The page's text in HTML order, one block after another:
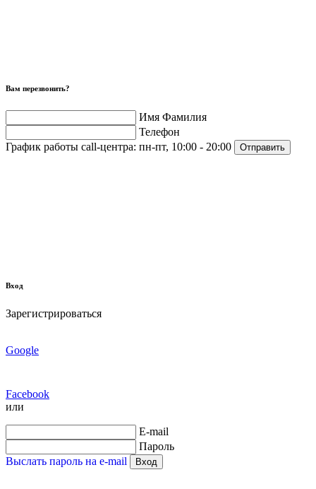
Вам перезвонить?
Имя Фамилия
Телефон
График работы call-центра: пн-пт, 10:00 - 20:00 Отправить
Вход
Зарегистрироваться
Google
Facebook
или
E-mail
Пароль
Выслать пароль на e-mail
Вход